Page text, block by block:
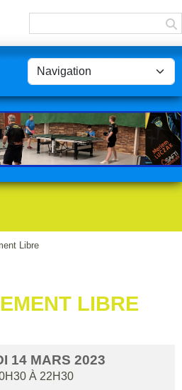
Libre
LIBRE
14 MARS 2023
À 22H30